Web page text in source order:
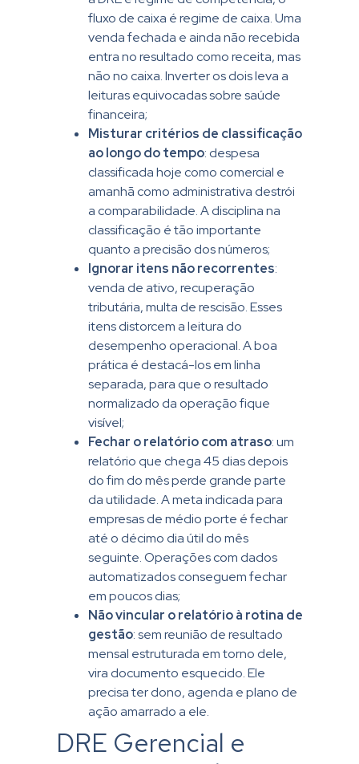
fluxo de caixa é regime de caixa. Uma
venda fechada e ainda não recebida
entra no resultado como receita, mas
não no caixa. Inverter os dois leva a
leituras equivocadas sobre saúde
financeira;
Misturar critérios de classificação
ao longo do tempo: despesa
classificada hoje como comercial e
amanhã como administrativa destrói
a comparabilidade. A disciplina na
classificação é tão importante
quanto a precisão dos números;
Ignorar itens não recorrentes:
venda de ativo, recuperação
tributária, multa de rescisão. Esses
itens distorcem a leitura do
desempenho operacional. A boa
prática é destacá-los em linha
separada, para que o resultado
normalizado da operação fique
visível;
Fechar o relatório com atraso: um
relatório que chega 45 dias depois
do fim do mês perde grande parte
da utilidade. A meta indicada para
empresas de médio porte é fechar
até o décimo dia útil do mês
seguinte. Operações com dados
automatizados conseguem fechar
em poucos dias;
Não vincular o relatório à rotina de
gestão: sem reunião de resultado
mensal estruturada em torno dele,
vira documento esquecido. Ele
precisa ter dono, agenda e plano de
ação amarrado a ele.
DRE Gerencial e